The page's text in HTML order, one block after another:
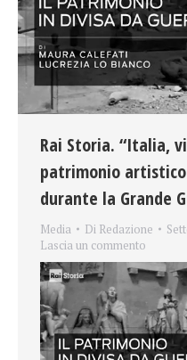
Rai Storia. “Italia,
patrimonio artistico
durante la Grande
Media Di Redazione
Lascia un commento